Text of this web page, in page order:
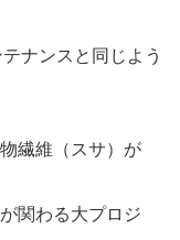
ナンスと同じよう
繊維（スサ）が
関わる大プロジ